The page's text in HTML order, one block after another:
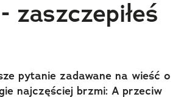
zaszczepiłeś
pytanie zadawane na wieść o
najczęściej brzmi: A przeciw